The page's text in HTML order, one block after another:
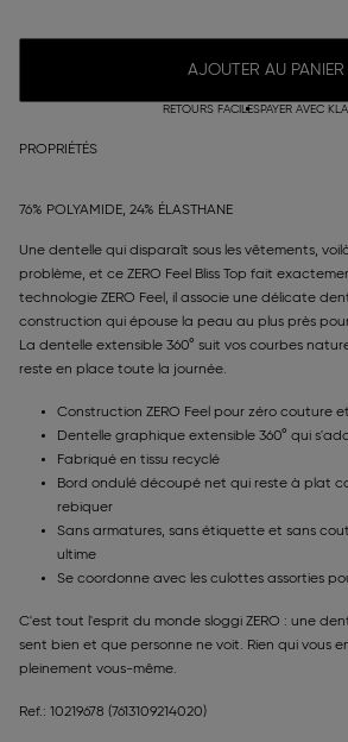
AJOUTER AU PANIER
RETOURS FACILESPAYER AVEC
PROPRIÉTÉS
76% POLYAMIDE, 24% ÉLASTHANE
Une dentelle qui disparaît sous les vêtements,
problème, et ce ZERO Feel Bliss Top fait
technologie ZERO Feel, il associe une délicate
construction qui épouse la peau au plus près
La dentelle extensible 360° suit vos courbes
reste en place toute la journée.
Construction ZERO Feel pour zéro couture
Dentelle graphique extensible 360° qui
Fabriqué en tissu recyclé
Bord ondulé découpé net qui reste à plat
rebiquer
Sans armatures, sans étiquette et sans
ultime
Se coordonne avec les culottes assorties
C'est tout l'esprit du monde sloggi ZERO : une
sent bien et que personne ne voit. Rien qui vous
pleinement vous-même.
Ref.: 10219678 (7613109214020)